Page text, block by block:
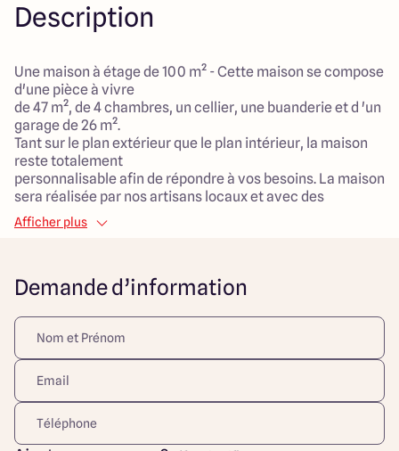
Description
Une maison à étage de 100 m² - Cette maison se compose
d'une pièce à vivre
de 47 m², de 4 chambres, un cellier, une buanderie et d 'un
garage de 26 m².
Tant sur le plan extérieur que le plan intérieur, la maison
reste totalement
personnalisable afin de répondre à vos besoins. La maison
sera réalisée par nos artisans locaux et avec des
matériaux durables et de qualité fournis localement.
Maison faible consommation avec le système de
***
Situé dans le charmant village de Biziat, au cœur de la
région de l'Ain, découvrez ce terrain constructible de 830
m², offrant un cadre paisible et naturel pour votre projet
de construction.
Entouré de verdure, à proximité des commodités locales
(commerces, écoles), à seulement 15 minutes de Vonnas
et 20 minutes de Mâcon. Facilité d'accès aux grands axes
routiers et à l'autoroute A6, ainsi qu'à la gare TGV de
Afficher plus
Demande d’information